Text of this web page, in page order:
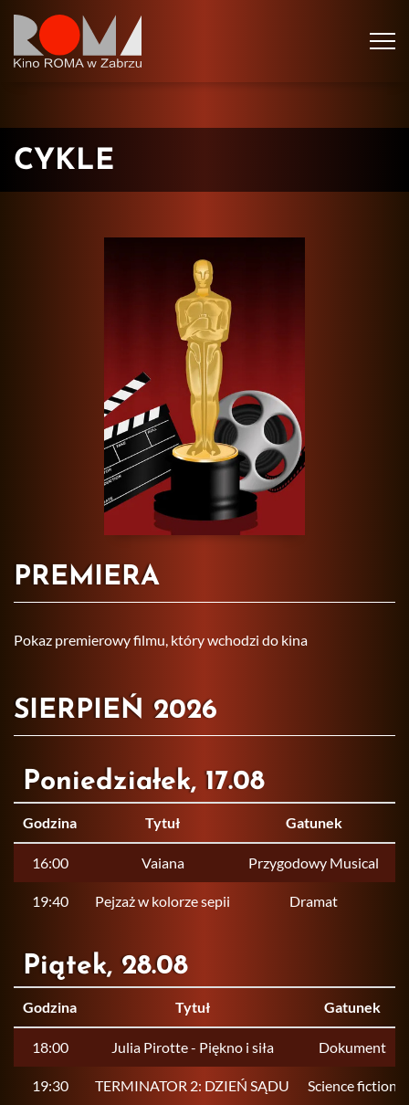
CYKLE
PREMIERA
Pokaz pre­mie­ro­wy filmu, który wcho­dzi do kina
SIERPIEŃ 2026
Poniedziałek, 17.08
Godzina Tytuł Gatunek
16:00 Vaiana Przygodowy Musical
19:40 Pejzaż w kolorze sepii Dramat
Piątek, 28.08
Godzina Tytuł Gatunek
18:00 Julia Pirotte - Piękno i siła Dokument
19:30 TERMINATOR 2: DZIEŃ SĄDU Science fiction